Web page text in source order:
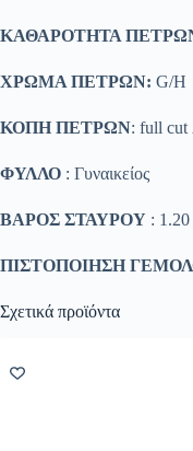
ΚΑΘΑΡΟΤΗΤΑ
ΧΡΩΜΑ ΠΕΤΡΩΝ: G/H
ΚΟΠΗ ΠΕΤΡΩΝ: full cut
ΦΥΛΛΟ : Γυναικείος
ΒΑΡΟΣ ΣΤΑΥΡΟΥ :
ΠΙΣΤΟΠΟΙΗΣΗ
Σχετικά προϊόντα